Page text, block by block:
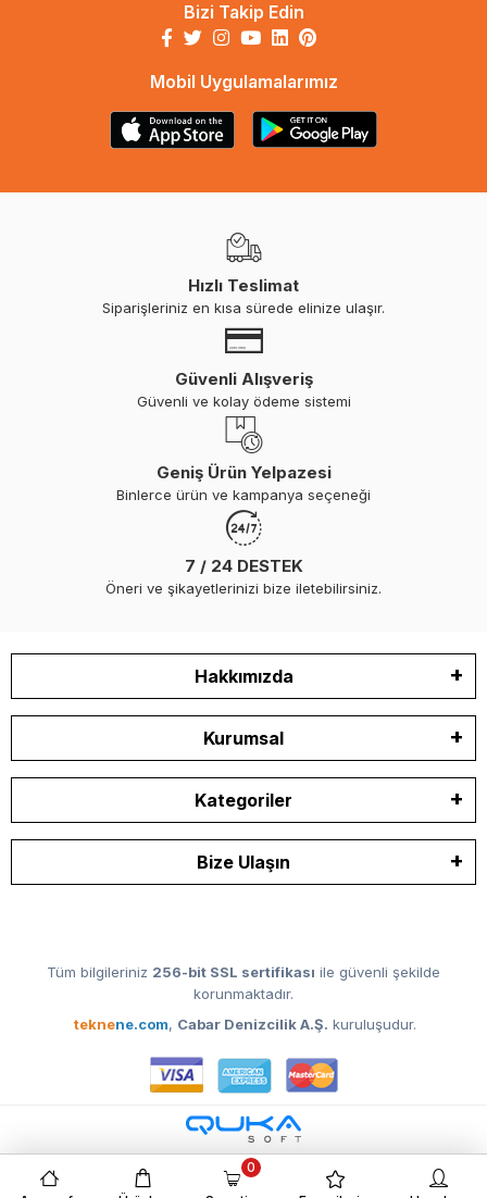
Bizi Takip Edin
Mobil Uygulamalarımız
Hızlı Teslimat
Siparişleriniz en kısa sürede elinize ulaşır.
Güvenli Alışveriş
Güvenli ve kolay ödeme sistemi
Geniş Ürün Yelpazesi
Binlerce ürün ve kampanya seçeneği
7 / 24 DESTEK
Öneri ve şikayetlerinizi bize iletebilirsiniz.
Hakkımızda
Kurumsal
Kategoriler
Bize Ulaşın
Tüm bilgileriniz 256-bit SSL sertifikası ile güvenli şekilde
korunmaktadır.
teknene.com, Cabar Denizcilik A.Ş. kuruluşudur.
0